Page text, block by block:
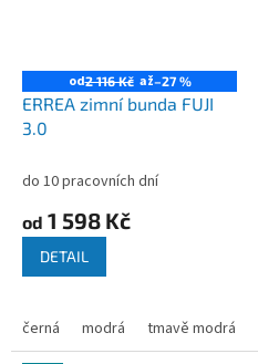
od2 116 Kč až–27 %
ERREA zimní bunda FUJI
3.0
do 10 pracovních dní
od 1 598 Kč
DETAIL
černá modrá tmavě modrá